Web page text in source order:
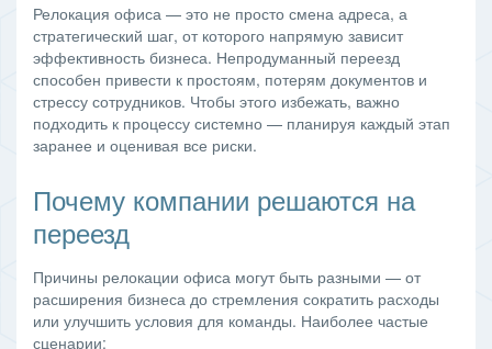
Релокация офиса — это не просто смена адреса, а
стратегический шаг, от которого напрямую зависит
эффективность бизнеса. Непродуманный переезд
способен привести к простоям, потерям документов и
стрессу сотрудников. Чтобы этого избежать, важно
подходить к процессу системно — планируя каждый этап
заранее и оценивая все риски.
Почему компании решаются на
переезд
Причины релокации офиса могут быть разными — от
расширения бизнеса до стремления сократить расходы
или улучшить условия для команды. Наиболее частые
сценарии: